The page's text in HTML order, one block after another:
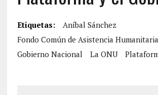
Etiquetas:
Aníbal Sánchez
Fondo Común de Asistencia
Gobierno Nacional
La ONU